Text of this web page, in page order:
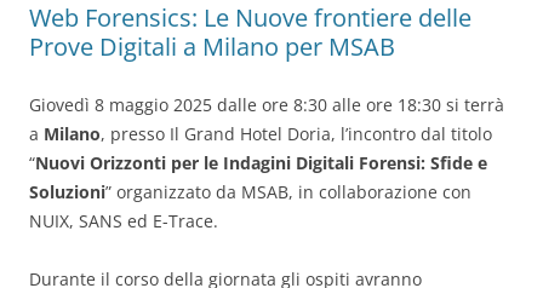
Web Forensics: Le Nuove frontiere delle
Prove Digitali a Milano per MSAB
Giovedì 8 maggio 2025 dalle ore 8:30 alle ore 18:30 si terrà
a Milano, presso Il Grand Hotel Doria, l’incontro dal titolo
“Nuovi Orizzonti per le Indagini Digitali Forensi: Sfide e
Soluzioni” organizzato da MSAB, in collaborazione con
NUIX, SANS ed E-Trace.
Durante il corso della giornata gli ospiti avranno